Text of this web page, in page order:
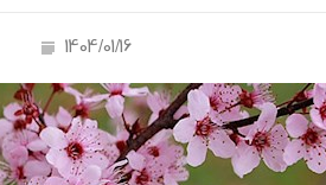
1404/01/16